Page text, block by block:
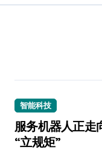
智能科技
服务机器人正走
“立规矩”